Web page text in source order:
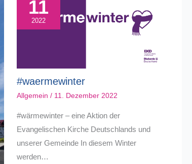
11
2022
#waermewinter
Allgemein / 11. Dezember 2022
#wärmewinter – eine Aktion der
Evangelischen Kirche Deutschlands und
unserer Gemeinde In diesem Winter
werden…